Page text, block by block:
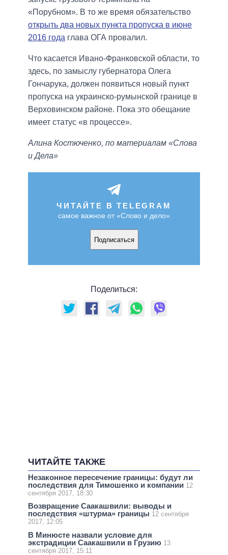
«Порубном». В то же время обязательство
открыть два новых пункта пропуска в июне
2016 года глава ОГА провалил.
Что касается Ивано-Франковской области, то
здесь, по замыслу губернатора Олега
Гончарука, должен появиться новый пункт
пропуска на украинско-румынской границе в
Верховинском районе. Пока это обещание
имеет статус «в процессе».
Алина Костюченко, по материалам «Слова
и Дела»
ЧИТАЙТЕ В TELEGRAM
самое важное от «Слово и дело»
Подписаться
Поделиться:
ЧИТАЙТЕ ТАКЖЕ
Незаконное пересечение границы: будут ли
последствия для Тимошенко и компании 12
сентября 2017, 18:30
Возвращение Саакашвили: выводы и
последствия «штурма» границы 12 сентября
2017, 12:05
В Минюсте назвали условие для
экстрадиции Саакашвили в Грузию 13
сентября 2017, 15:11